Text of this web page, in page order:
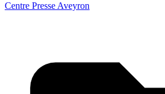
Centre Presse Aveyron